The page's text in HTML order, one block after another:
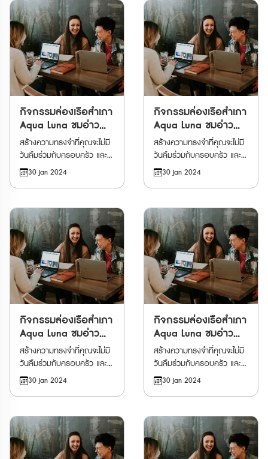
ขณะกำลังโดยสารไปบนเรือ
สำเภาจีนโบราณ การผจญภัย
ของคุณจะเริ่มต้นด้วยการ
ออกเดินทางไปยังท่าเรือ Tsim
Sha Tsui Pier 1 ก่อนเตรียม
พร้อมไปพักผ่อนและ
สนุกสนานกันให้เต็มที่กับการ
ล่องเรือยามเย็นไปรอบ ๆ ผืน
น้ำของอ่าววิคตอเรีย ผ่าน
สถาปัตยกรรมสุดทันสมัยที่ตั้ง
เรียงราย ตัดสลับกับเส้นขอบ
ฟ้าของเมืองอันน่าตื่นตาตื่นใจ
พร้อมลิ้มรสเครื่องดื่ม
สมนาคุณแสนอร่อย ขณะ
กำลังรอชื่นชมและเก็บภาพวิว
ทองสุดท้ายของวันกลับไปเป็น
ที่ระลึก
ขณะกำลังโดยสารไปบนเรือ
สำเภาจีนโบราณ การผจญภัย
ของคุณจะเริ่มต้นด้วยการ
ออกเดินทางไปยังท่าเรือ Tsim
Sha Tsui Pier 1 ก่อนเตรียม
พร้อมไปพักผ่อนและ
สนุกสนานกันให้เต็มที่กับการ
ล่องเรือยามเย็นไปรอบ ๆ ผืน
น้ำของอ่าววิคตอเรีย ผ่าน
สถาปัตยกรรมสุดทันสมัยที่ตั้ง
เรียงราย ตัดสลับกับเส้นขอบ
ฟ้าของเมืองอันน่าตื่นตาตื่นใจ
พร้อมลิ้มรสเครื่องดื่ม
สมนาคุณแสนอร่อย ขณะ
กำลังรอชื่นชมและเก็บภาพวิว
ทองสุดท้ายของวันกลับไปเป็น
ที่ระลึก
กิจกรรมล่องเรือสำเภา
Aqua Luna ชมอ่าว
วิคตอเรีย
สร้างความทรงจำที่คุณจะไม่มี
วันลืมร่วมกับครอบครัว และ
ผองเพื่อน เมื่อจองกิจกรรม
ล่องเรือรอบอ่าววิคตอ เรีย ที่
ทิวทัศน์อันน่าทึ่งของฮ่องกง
ขณะกำลังโดยสารไปบนเรือ
สำเภาจีนโบราณ การผจญภัย
ของคุณจะเริ่มต้นด้วยการ
ออกเดินทางไปยังท่าเรือ Tsim
Sha Tsui Pier 1 ก่อนเตรียม
พร้อมไปพักผ่อนและ
สนุกสนานกันให้เต็มที่กับการ
ล่องเรือยามเย็นไปรอบ ๆ ผืน
น้ำของอ่าววิคตอเรีย ผ่าน
สถาปัตยกรรมสุดทันสมัยที่ตั้ง
เรียงราย ตัดสลับกับเส้นขอบ
ฟ้าของเมืองอันน่าตื่นตาตื่นใจ
พร้อมลิ้มรสเครื่องดื่ม
สมนาคุณแสนอร่อย ขณะ
กำลังรอชื่นชมและเก็บภาพวิว
ทองสุดท้ายของวันกลับไปเป็น
ที่ระลึก
30 Jan 2024
กิจกรรมล่องเรือสำเภา
Aqua Luna ชมอ่าว
วิคตอเรีย
สร้างความทรงจำที่คุณจะไม่มี
วันลืมร่วมกับครอบครัว และ
ผองเพื่อน เมื่อจองกิจกรรม
ล่องเรือรอบอ่าววิคตอ เรีย ที่
ทิวทัศน์อันน่าทึ่งของฮ่องกง
ขณะกำลังโดยสารไปบนเรือ
สำเภาจีนโบราณ การผจญภัย
ของคุณจะเริ่มต้นด้วยการ
ออกเดินทางไปยังท่าเรือ Tsim
Sha Tsui Pier 1 ก่อนเตรียม
พร้อมไปพักผ่อนและ
สนุกสนานกันให้เต็มที่กับการ
ล่องเรือยามเย็นไปรอบ ๆ ผืน
น้ำของอ่าววิคตอเรีย ผ่าน
สถาปัตยกรรมสุดทันสมัยที่ตั้ง
เรียงราย ตัดสลับกับเส้นขอบ
ฟ้าของเมืองอันน่าตื่นตาตื่นใจ
พร้อมลิ้มรสเครื่องดื่ม
สมนาคุณแสนอร่อย ขณะ
กำลังรอชื่นชมและเก็บภาพวิว
ทองสุดท้ายของวันกลับไปเป็น
ที่ระลึก
30 Jan 2024
กิจกรรมล่องเรือสำเภา
Aqua Luna ชมอ่าว
วิคตอเรีย
สร้างความทรงจำที่คุณจะไม่มี
วันลืมร่วมกับครอบครัว และ
ผองเพื่อน เมื่อจองกิจกรรม
ล่องเรือรอบอ่าววิคตอ เรีย ที่
ทิวทัศน์อันน่าทึ่งของฮ่องกง
ขณะกำลังโดยสารไปบนเรือ
สำเภาจีนโบราณ การผจญภัย
ของคุณจะเริ่มต้นด้วยการ
30 Jan 2024
กิจกรรมล่องเรือสำเภา
Aqua Luna ชมอ่าว
วิคตอเรีย
สร้างความทรงจำที่คุณจะไม่มี
วันลืมร่วมกับครอบครัว และ
ผองเพื่อน เมื่อจองกิจกรรม
ล่องเรือรอบอ่าววิคตอ เรีย ที่
ทิวทัศน์อันน่าทึ่งของฮ่องกง
ขณะกำลังโดยสารไปบนเรือ
สำเภาจีนโบราณ การผจญภัย
ของคุณจะเริ่มต้นด้วยการ
30 Jan 2024